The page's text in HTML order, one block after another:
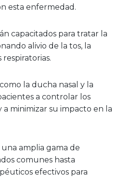
esta enfermedad.
capacitados para tratar la
alivio de la tos, la
la ducha nasal y la
a controlar los
a minimizar su impacto en la
amplia gama de
comunes hasta
efectivos para